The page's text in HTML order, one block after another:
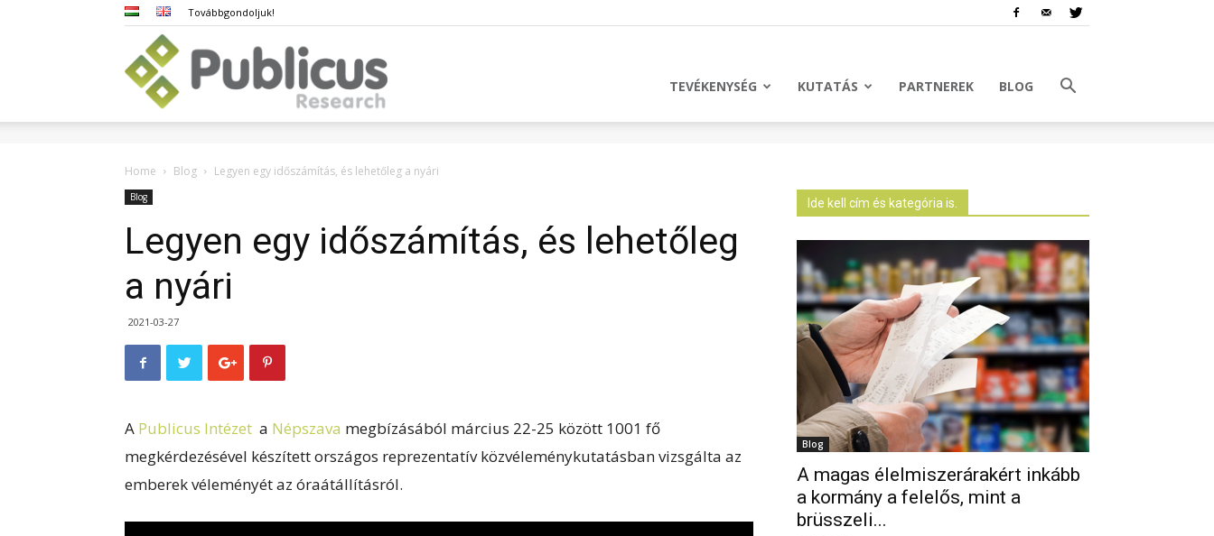
Továbbgondoljuk!
Publicus
TEVÉKENYSÉG KUTATÁS PARTNEREK BLOG
Home Blog Legyen egy időszámítás, és lehetőleg a nyári
Blog
Legyen egy időszámítás, és lehetőleg
a nyári
2021-03-27
A Publicus Intézet a Népszava megbízásából március 22-25 között 1001 fő
megkérdezésével készített országos reprezentatív közvéleménykutatásban vizsgálta az
emberek véleményét az óraátállításról.
Ide kell cím és kategória is.
Blog
A magas élelmiszerárakért inkább
a kormány a felelős, mint a
brüsszeli...